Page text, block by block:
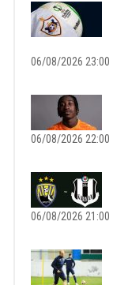
06/08/2026 23:00
06/08/2026 22:00
06/08/2026 21:00